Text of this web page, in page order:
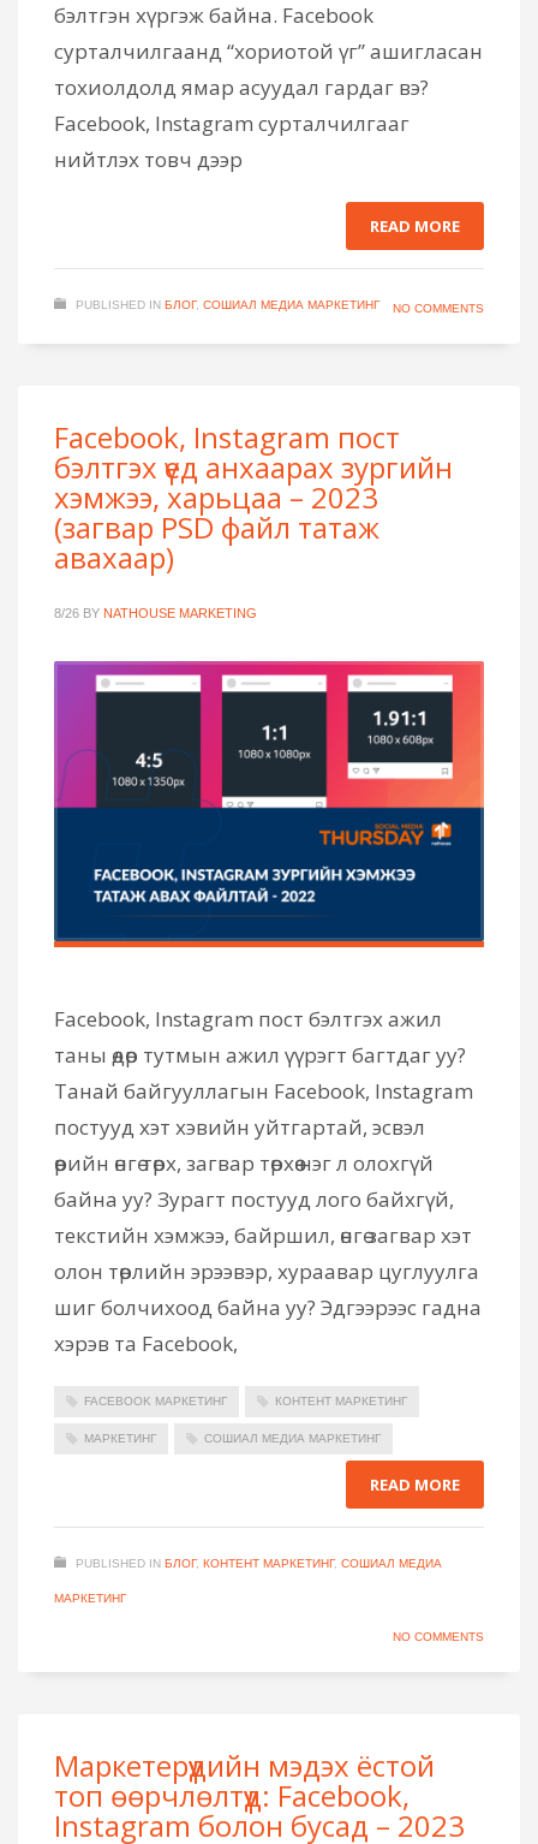
бэлтгэн хүргэж байна. Facebook
сурталчилгаанд “хориотой үг” ашигласан
тохиолдолд ямар асуудал гардаг вэ?
Facebook, Instagram сурталчилгааг
нийтлэх товч дээр
READ MORE
PUBLISHED IN БЛОГ, СОШИАЛ МЕДИА МАРКЕТИНГ NO COMMENTS
Facebook, Instagram пост
бэлтгэх үед анхаарах зургийн
хэмжээ, харьцаа – 2023
(загвар PSD файл татаж
авахаар)
8/26 BY NATHOUSE MARKETING
Facebook, Instagram пост бэлтгэх ажил
таны өдөр тутмын ажил үүрэгт багтдаг уу?
Танай байгууллагын Facebook, Instagram
постууд хэт хэвийн уйтгартай, эсвэл
өөрийн өнгө төрх, загвар төрхөө нэг л олохгүй
байна уу? Зурагт постууд лого байхгүй,
текстийн хэмжээ, байршил, өнгө загвар хэт
олон төрлийн эрээвэр, хураавар цуглуулга
шиг болчихоод байна уу? Эдгээрээс гадна
хэрэв та Facebook,
FACEBOOK МАРКЕТИНГ КОНТЕНТ МАРКЕТИНГ
МАРКЕТИНГ СОШИАЛ МЕДИА МАРКЕТИНГ
READ MORE
PUBLISHED IN БЛОГ, КОНТЕНТ МАРКЕТИНГ, СОШИАЛ МЕДИА
МАРКЕТИНГ
NO COMMENTS
Маркетерүүдийн мэдэх ёстой
топ өөрчлөлтүүд: Facebook,
Instagram болон бусад – 2023